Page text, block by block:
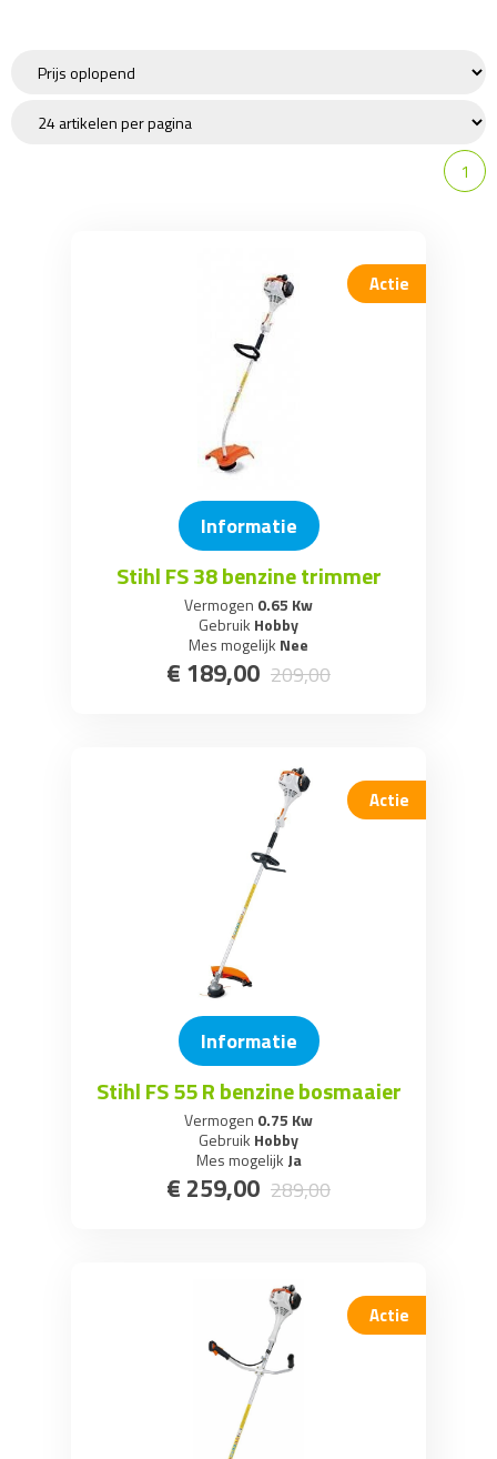
Strooier
Pomp / Beregening
1
Actie
Informatie
Stihl FS 38 benzine trimmer
Vermogen 0.65 Kw
Gebruik Hobby
Mes mogelijk Nee
€ 189,00 209,00
Actie
Informatie
Stihl FS 55 R benzine bosmaaier
Vermogen 0.75 Kw
Gebruik Hobby
Mes mogelijk Ja
€ 259,00 289,00
Actie